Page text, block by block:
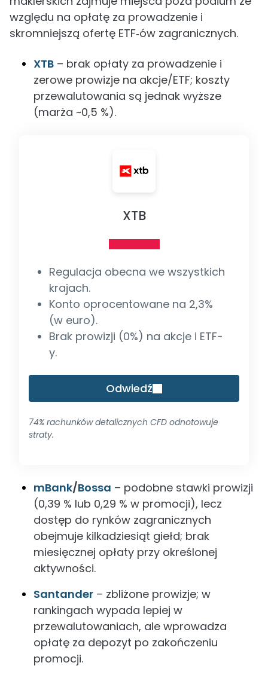
względu na opłatę za prowadzenie i
skromniejszą ofertę ETF‑ów zagranicznych.
XTB – brak opłaty za prowadzenie i
zerowe prowizje na akcje/ETF; koszty
przewalutowania są jednak wyższe
(marża ~0,5 %).
XTB
Regulacja obecna we wszystkich
krajach.
Konto oprocentowane na 2,3%
(w euro).
Brak prowizji (0%) na akcje i ETF-
y.
Odwiedź
74% rachunków detalicznych CFD odnotowuje
straty.
mBank/Bossa – podobne stawki prowizji
(0,39 % lub 0,29 % w promocji), lecz
dostęp do rynków zagranicznych
obejmuje kilkadziesiąt giełd; brak
miesięcznej opłaty przy określonej
aktywności.
Santander – zbliżone prowizje; w
rankingach wypada lepiej w
przewalutowaniach, ale wprowadza
opłatę za depozyt po zakończeniu
promocji.